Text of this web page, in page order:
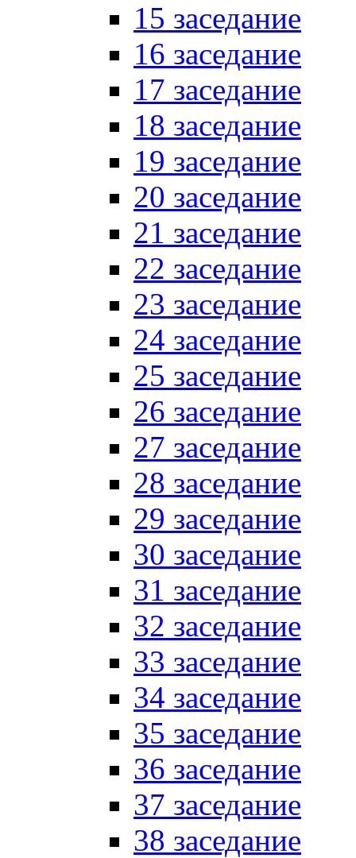
15 заседание
16 заседание
17 заседание
18 заседание
19 заседание
20 заседание
21 заседание
22 заседание
23 заседание
24 заседание
25 заседание
26 заседание
27 заседание
28 заседание
29 заседание
30 заседание
31 заседание
32 заседание
33 заседание
34 заседание
35 заседание
36 заседание
37 заседание
38 заседание